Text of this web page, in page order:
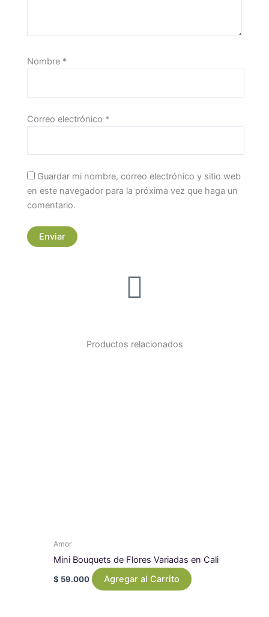
Nombre *
Correo electrónico *
Guardar mi nombre, correo electrónico y sitio web
en este navegador para la próxima vez que haga un
comentario.
Productos relacionados
Amor
Mini Bouquets de Flores Variadas en Cali
$ 59.000 Agregar al Carrito